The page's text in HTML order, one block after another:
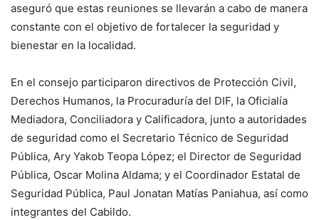
aseguró que estas reuniones se llevarán a cabo de manera
constante con el objetivo de fortalecer la seguridad y
bienestar en la localidad.
En el consejo participaron directivos de Protección Civil,
Derechos Humanos, la Procuraduría del DIF, la Oficialía
Mediadora, Conciliadora y Calificadora, junto a autoridades
de seguridad como el Secretario Técnico de Seguridad
Pública, Ary Yakob Teopa López; el Director de Seguridad
Pública, Oscar Molina Aldama; y el Coordinador Estatal de
Seguridad Pública, Paul Jonatan Matías Paniahua, así como
integrantes del Cabildo.